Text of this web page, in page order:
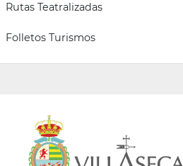
Rutas Teatralizadas
Folletos Turismos